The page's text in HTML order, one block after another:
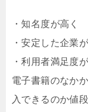
・知名度が高く
・安定した企業
・利用者満足度
電子書籍のなか
入できるのか値